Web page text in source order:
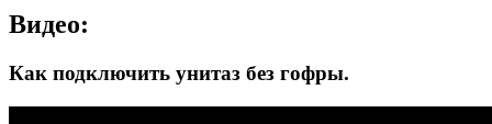
Видео:
Как подключить унитаз без гофры.